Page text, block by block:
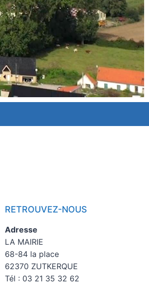
RETROUVEZ-NOUS
Adresse
LA MAIRIE
68-84 la place
62370 ZUTKERQUE
Tél : 03 21 35 32 62